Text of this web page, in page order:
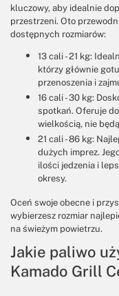
kluczowy, aby idealnie
przestrzeni. Oto
dostępnych rozmiarów:
13 cali - 21 kg:
którzy głównie
przenoszenia i
16 cali - 30 kg:
spotkań. Oferuje
wielkością, nie
21 cali - 86 kg:
dużych imprez.
ilości jedzenia i
okresy.
Oceń swoje obecne i
wybierzesz rozmiar
na świeżym powietrzu.
Jakie paliwo
Kamado Grill